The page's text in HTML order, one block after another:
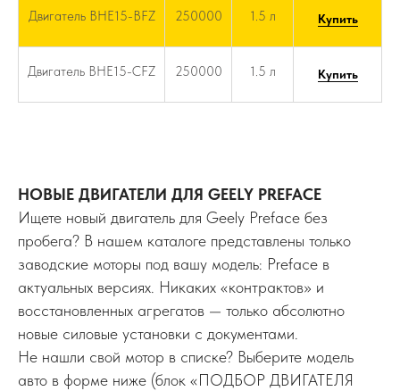
Двигатель BHE15-BFZ 250000 1.5 л Купить
Двигатель BHE15-CFZ 250000 1.5 л Купить
НОВЫЕ ДВИГАТЕЛИ ДЛЯ GEELY PREFACE
Ищете новый двигатель для Geely Preface без
пробега? В нашем каталоге представлены только
заводские моторы под вашу модель: Preface в
актуальных версиях. Никаких «контрактов» и
восстановленных агрегатов — только абсолютно
новые силовые установки с документами.
Не нашли свой мотор в списке? Выберите модель
авто в форме ниже (блок «ПОДБОР ДВИГАТЕЛЯ